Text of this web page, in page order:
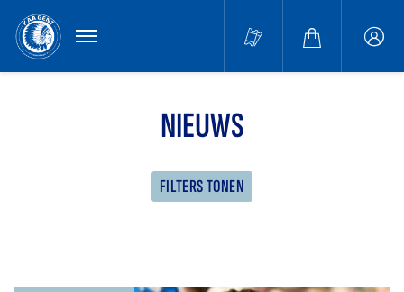
MENU
NIEUWS
FILTERS TONEN